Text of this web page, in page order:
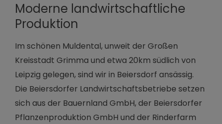
Moderne landwirtschaftliche
Produktion
Im schönen Muldental, unweit der Großen
Kreisstadt Grimma und etwa 20km südlich von
Leipzig gelegen, sind wir in Beiersdorf ansässig.
Die Beiersdorfer Landwirtschaftsbetriebe setzen
sich aus der Bauernland GmbH, der Beiersdorfer
Pflanzenproduktion GmbH und der Rinderfarm